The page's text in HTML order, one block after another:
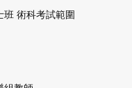
班 術科考試範圍